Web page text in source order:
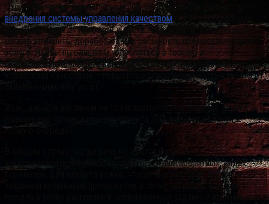
Стоит заметить, что дополнительным позитивным эффектом от
внедрения системы управления качеством является появление
обратной связи от клиентов в части того, как и в чем конкретно
можно улучшить, доработать или расширить предоставляемые
услуги. Чтобы не слишком углубляться в теорию и
моделирование, давайте вспомним, что основное назначение
управления качеством – повысить удовлетворенность клиента от
оказываемых ему услуг.
Итак, давайте взглянем на транспортно-логистический сервис
глазами его потенциального клиента. Что волнует клиента в
первую очередь?
В общем случае, когда речь не идет о каких-то
узкоспециализированных, например, крупногабаритных, видах
перевозок, для клиента важно, чтобы машина была подана в
заданный временной промежуток в точку погрузки, а затем
пришла в точку разгрузки в определенный заданный промежуток